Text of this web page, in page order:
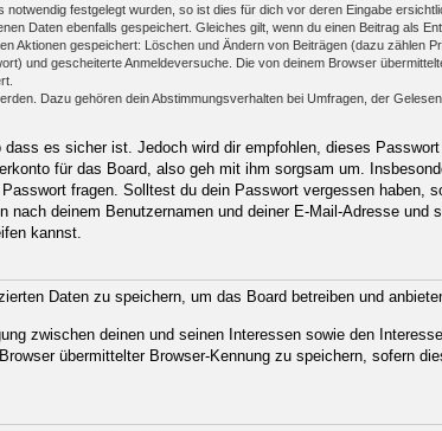
festgelegt wurden, so ist dies für dich vor deren Eingabe
Daten ebenfalls gespeichert. Gleiches gilt, wenn du einen Beitrag als
Aktionen gespeichert: Löschen und Ändern von Beiträgen (dazu zählen
und gescheiterte Anmeldeversuche. Die von deinem Browser
Dazu gehören dein Abstimmungsverhalten bei Umfragen, der
es sicher ist. Jedoch wird dir empfohlen, dieses
für das Board, also geh mit ihm sorgsam um.
fragen. Solltest du dein Passwort vergessen haben,
deinem Benutzernamen und deiner E-Mail-Adresse und
kannst.
Daten zu speichern, um das Board betreiben und
zwischen deinen und seinen Interessen sowie den
übermittelter Browser-Kennung zu speichern, sofern